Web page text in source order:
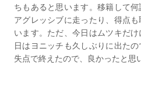
ちもあると思います。移籍して
アグレッシブに走ったり、得点
います。ただ、今日はムツキだ
日はヨニッチも久しぶりに出た
失点で終えたので、良かったと思